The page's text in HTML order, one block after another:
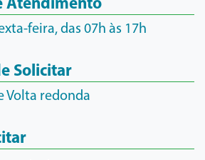
Atendimento
feira, das 07h às 17h
Solicitar
Volta redonda